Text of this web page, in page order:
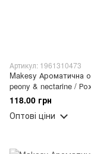
Артикул: 1961310473
Makesy Ароматична
peony & nectarine /
півонія + нектарин, 10
для свічок
118.00 грн
Оптові ціни